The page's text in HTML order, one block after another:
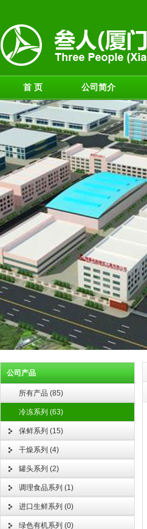
首 页 公司简介
公司产品
所有产品 (85)
冷冻系列 (63)
保鲜系列 (15)
干燥系列 (4)
罐头系列 (2)
调理食品系列 (1)
进口生鲜系列 (0)
绿色有机系列 (0)